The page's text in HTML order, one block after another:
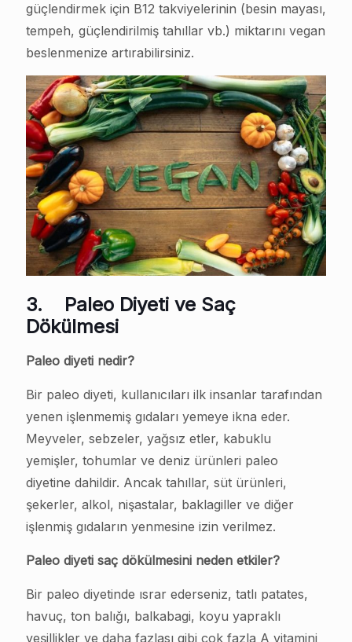
güçlendirmek için B12 takviyelerinin (besin mayası,
tempeh, güçlendirilmiş tahıllar vb.) miktarını vegan
beslenmenize artırabilirsiniz.
3. Paleo Diyeti ve Saç
Dökülmesi
Paleo diyeti nedir?
Bir paleo diyeti, kullanıcıları ilk insanlar tarafından
yenen işlenmemiş gıdaları yemeye ikna eder.
Meyveler, sebzeler, yağsız etler, kabuklu
yemişler, tohumlar ve deniz ürünleri paleo
diyetine dahildir. Ancak tahıllar, süt ürünleri,
şekerler, alkol, nişastalar, baklagiller ve diğer
işlenmiş gıdaların yenmesine izin verilmez.
Paleo diyeti saç dökülmesini neden etkiler?
Bir paleo diyetinde ısrar ederseniz, tatlı patates,
havuç, ton balığı, balkabagi, koyu yapraklı
yeşillikler ve daha fazlası gibi çok fazla A vitamini